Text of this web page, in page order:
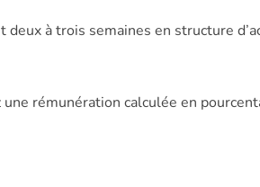
à trois semaines en structure
rémunération calculée en